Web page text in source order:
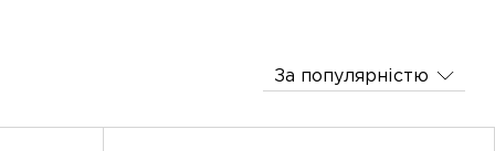
За популярністю